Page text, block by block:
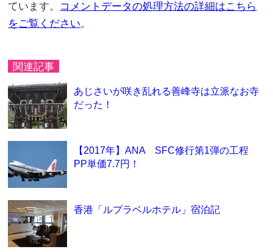
ています。 コメントデータの処理方法の詳細はこちら
をご覧ください。
関連記事
あじさいが咲き乱れる善峰寺は立派なお寺
だった！
【2017年】ANA SFC修行第1弾の工程
PP単価7.7円！
香港「ルプラベルホテル」宿泊記